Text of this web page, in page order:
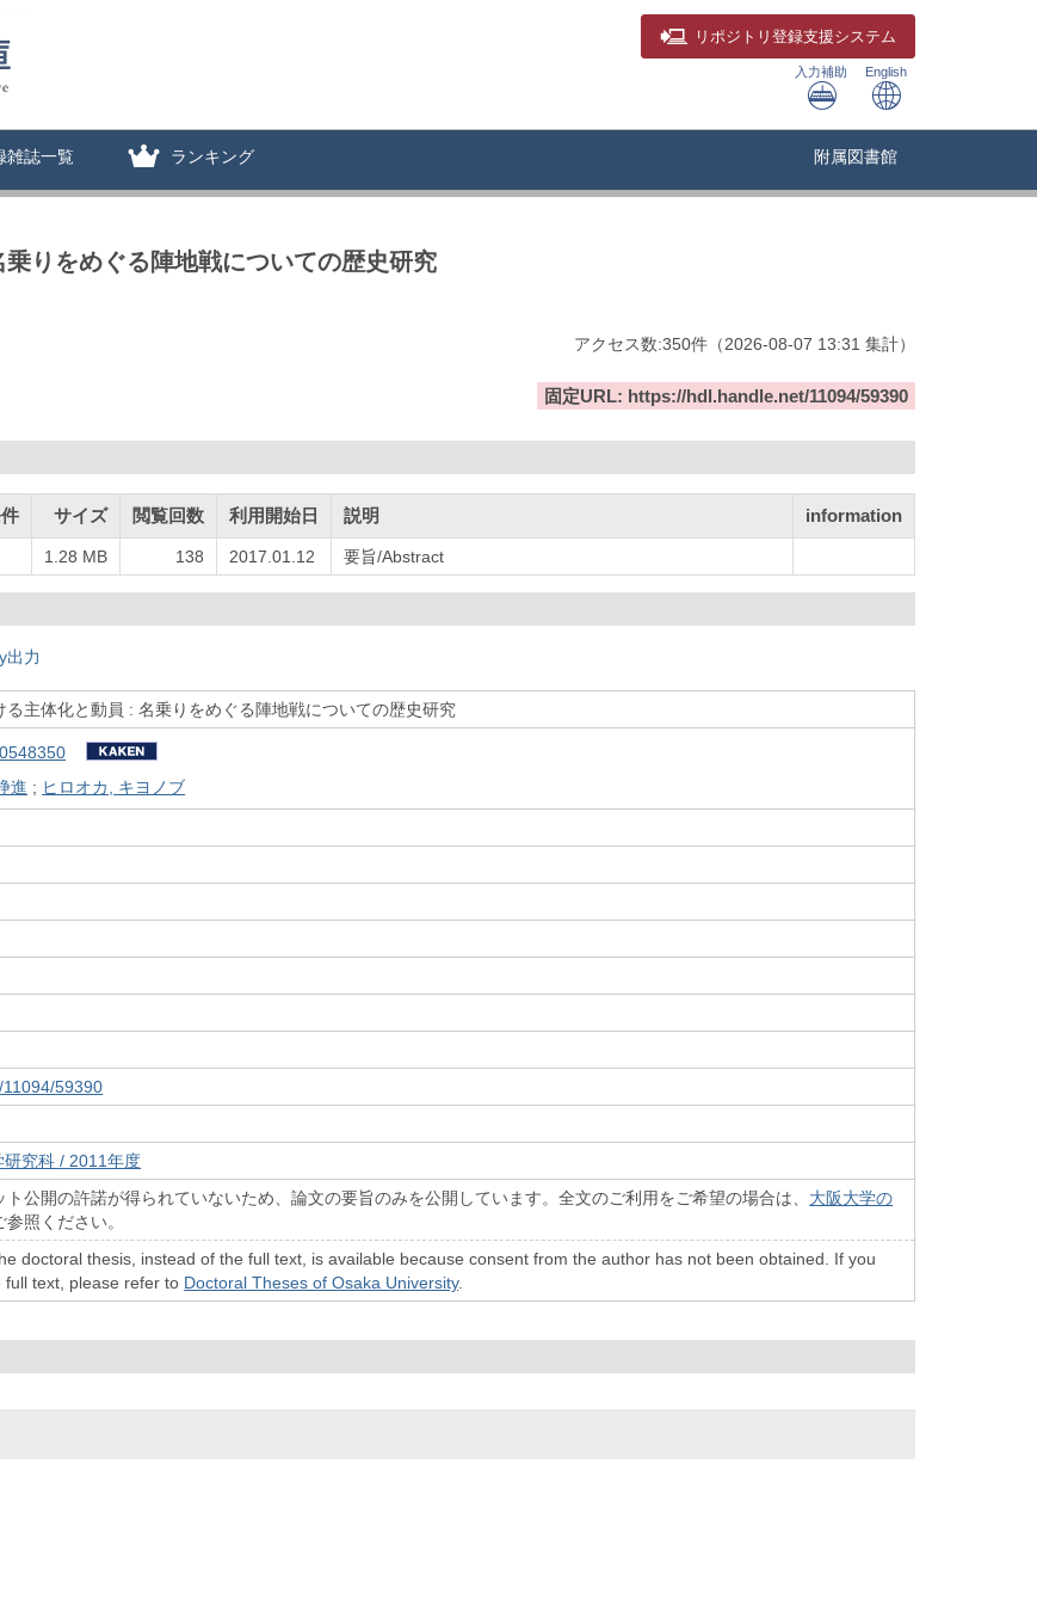
リポジトリ 登録支援システム
入力補助 English
雑誌一覧 ランキング 附属図書館
りをめぐる陣地戦についての歴史研究
アクセス数:350件 （2026-08-07 13:31 集計）
固定URL: https://hdl.handle.net/11094/59390
サイズ 閲覧回数 利用開始日 説明 information
1.28 MB 138 2017.01.12 要旨/Abstract
出力
る主体化と動員 : 名乗りをめぐる陣地戦についての歴史研究
進 ; ヒロオカ, キヨノブ
59390
究科 / 2011年度
公開の許諾が得られていないため、論文の要旨のみを公開しています。全文のご利用をご希望の場合は、 大阪大学の
参照ください。
doctoral thesis, instead of the full text, is available because consent from the author has not been obtained. If you
text, please refer to Doctoral Theses of Osaka University.